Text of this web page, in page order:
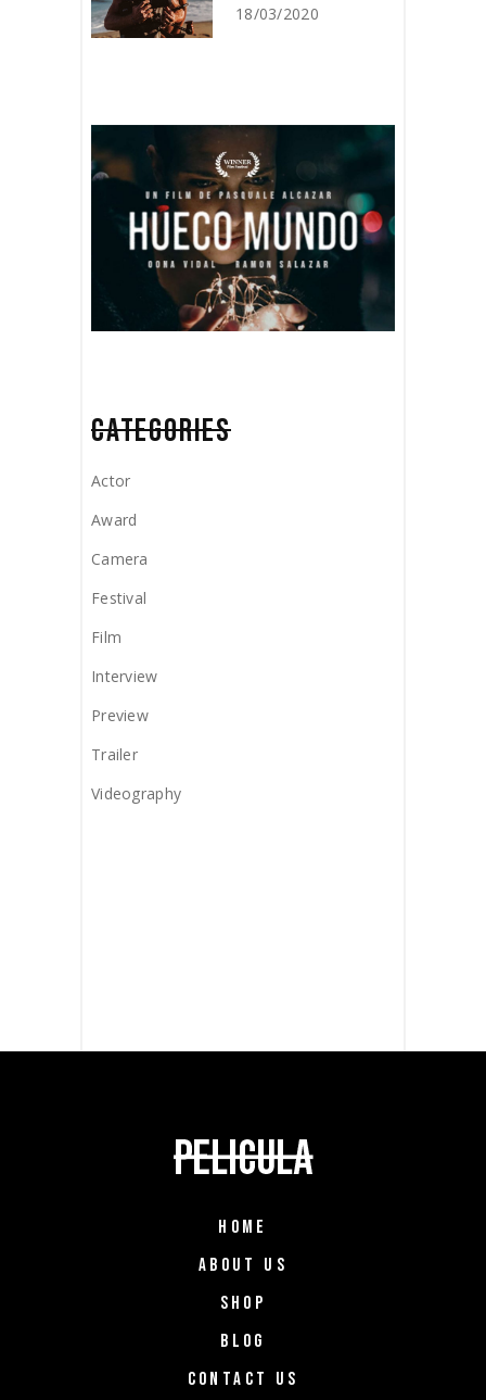
18/03/2020
CATEGORIES
Actor
Award
Camera
Festival
Film
Interview
Preview
Trailer
Videography
HOME
ABOUT US
SHOP
BLOG
CONTACT US